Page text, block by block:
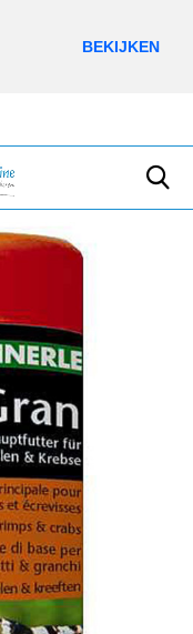
BEKIJKEN